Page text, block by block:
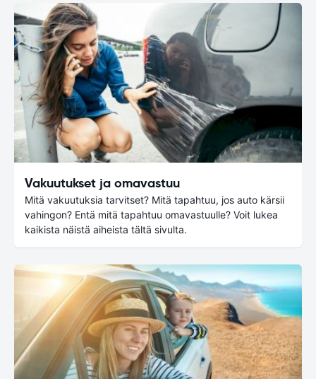
Vakuutukset ja omavastuu
Mitä vakuutuksia tarvitset? Mitä tapahtuu, jos auto kärsii
vahingon? Entä mitä tapahtuu omavastuulle? Voit lukea
kaikista näistä aiheista tältä sivulta.